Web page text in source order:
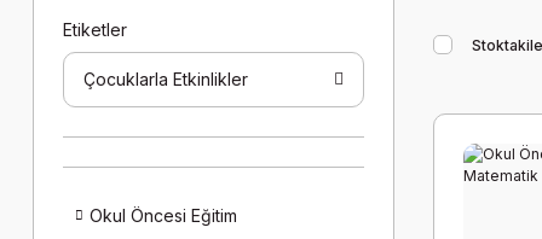
Etiketler
Çocuklarla Etkinlikler
Okul Öncesi Eğitim